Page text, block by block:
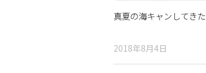
真夏の海キャンしてきた
2018年8月4日